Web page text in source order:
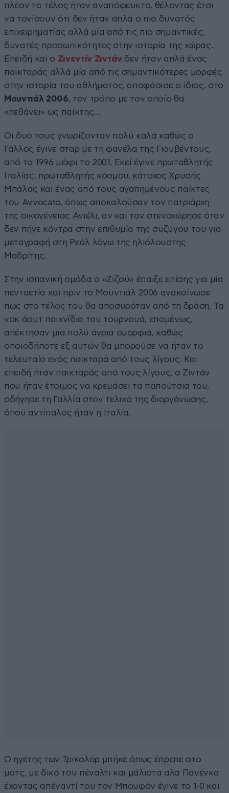
πλέον το τέλος ήταν αναπόφευκτο, θέλοντας έτσι
να τονίσουν ότι δεν ήταν απλά ο πιο δυνατός
επιχειρηματίας αλλά μία από τις πιο σημαντικές,
δυνατές προσωπικότητες στην ιστορία της χώρας.
Επειδή και ο Ζινεντίν Ζιντάνδεν ήταν απλά ένας
παικταράς αλλά μία από τις σημαντικότερες μορφές
στην ιστορία του αθλήματος, αποφάσισε ο ίδιος, στο
Μουντιάλ 2006, τον τρόπο με τον οποίο θα
«πεθάνει» ως παίκτης…
Οι δυο τους γνωρίζονταν πολύ καλά καθώς ο
Γάλλος έγινε σταρ με τη φανέλα της Γιουβέντους,
από το 1996 μέχρι το 2001. Εκεί έγινε πρωταθλητής
Ιταλίας, πρωταθλητής κόσμου, κάτοχος Χρυσής
Μπάλας και ένας από τους αγαπημένους παίκτες
του Avvocato, όπως αποκαλούσαν τον πατριάρχη
της οικογένειας Ανιέλι, αν και τον στενοχώρησε όταν
δεν πήγε κόντρα στην επιθυμία της συζύγου του για
μεταγραφή στη Ρεάλ λόγω της ηλιόλουστης
Μαδρίτης.
Στην ισπανική ομάδα ο «Ζιζού» έπαιξε επίσης για μία
πενταετία και πριν το Μουντιάλ 2006 ανακοίνωσε
πως στο τέλος του θα αποσυρόταν από τη δράση. Τα
νοκ άουτ παιχνίδια του τουρνουά, επομένως,
απέκτησαν μια πολύ άγρια ομορφιά, καθώς
οποιοδήποτε εξ αυτών θα μπορούσε να ήταν το
τελευταίο ενός παικταρά από τους λίγους. Και
επειδή ήταν παικταράς από τους λίγους, ο Ζιντάν
που ήταν έτοιμος να κρεμάσει τα παπούτσια του,
οδήγησε τη Γαλλία στον τελικό της διοργάνωσης,
όπου αντίπαλος ήταν η Ιταλία.
Ο ηγέτης των Τρικολόρ μπήκε όπως έπρεπε στο
ματς, με δικό του πέναλτι και μάλιστα αλα Πανένκα
έχοντας απέναντί του τον Μπουφόν έγινε το 1-0 και